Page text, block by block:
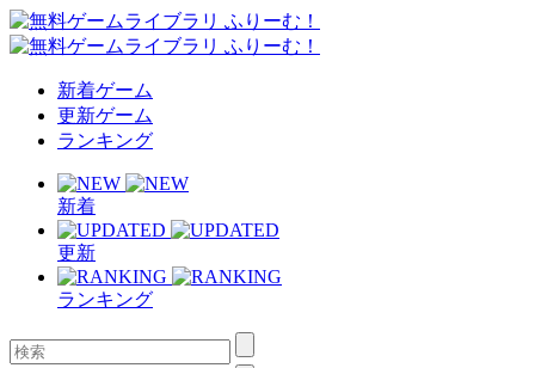
新着ゲーム
更新ゲーム
ランキング
新着
更新
ランキング